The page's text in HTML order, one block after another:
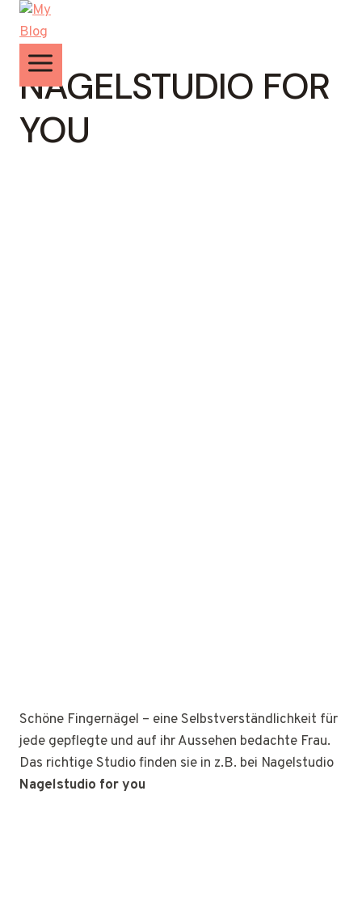
Zum
Inhalt
springen
NAGELSTUDIO FOR
YOU
Schöne Fingernägel – eine Selbstverständlichkeit für
jede gepflegte und auf ihr Aussehen bedachte Frau.
Das richtige Studio finden sie in z.B. bei Nagelstudio
Nagelstudio for you